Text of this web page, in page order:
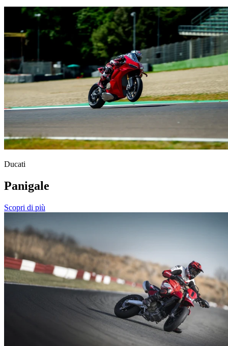
Ducati
Panigale
Scopri di più